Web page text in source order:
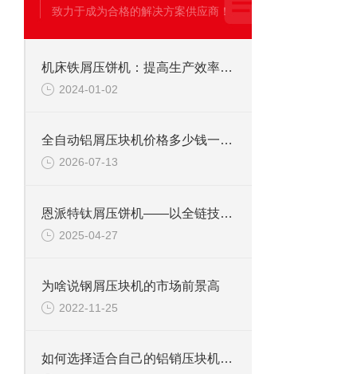
致力于成为合格的解决方案供应商！
机床铁屑压饼机：提高生产效率与环境保护
2024-01-02
全自动铝屑压块机价格多少钱一台？看完这篇，心里就有谱了
2026-07-13
恩派特钛屑压饼机——以全链技术赋能钛资源循环革命！
2025-04-27
为啥说钢屑压块机的市场前景高
2022-11-25
如何选择适合自己的铝销压块机？这篇选购指南给你讲透（附品牌推荐）